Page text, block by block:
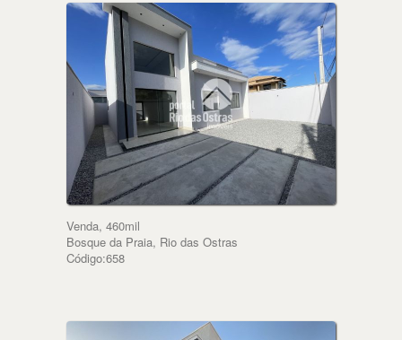
Venda, 460mil
Bosque da Praia, Rio das Ostras
Código:658